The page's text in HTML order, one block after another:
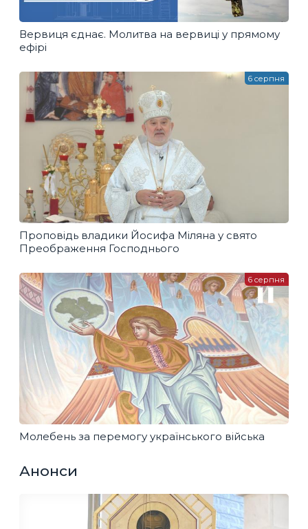
Вервиця єднає. Молитва на вервиці у прямому
ефірі
Проповідь владики Йосифа Міляна у свято
Преображення Господнього
6 серпня
Молебень за перемогу українського війська
6 серпня
Анонси